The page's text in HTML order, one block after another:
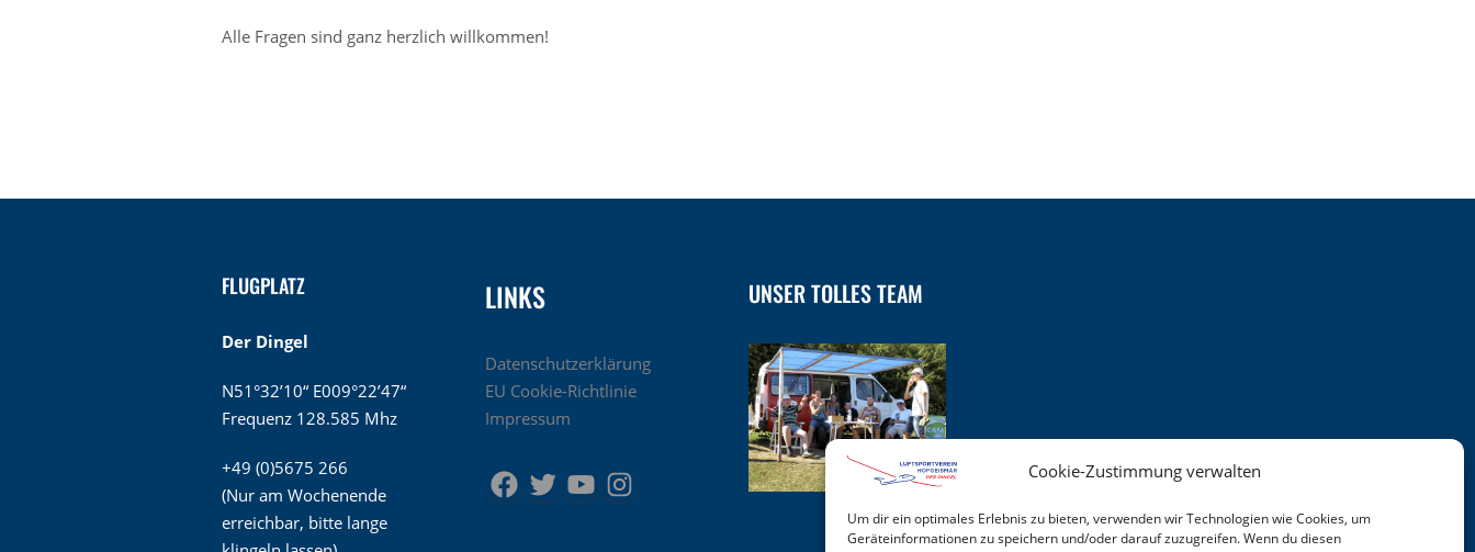
Cookie-Zustimmung verwalten
Um dir ein optimales Erlebnis zu bieten, verwenden wir Technologien wie Cookies, um
Geräteinformationen zu speichern und/oder darauf zuzugreifen. Wenn du diesen
Alle Fragen sind ganz herzlich willkommen!
FLUGPLATZ
Der Dingel
N51°32’10“ E009°22’47“
Frequenz 128.585 Mhz
+49 (0)5675 266
(Nur am Wochenende
erreichbar, bitte lange
LINKS
Datenschutzerklärung
EU Cookie-Richtlinie
Impressum
UNSER TOLLES TEAM